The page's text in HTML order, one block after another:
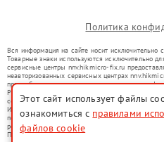
Политика
Вся информация на сайте носит исключительно
Товарные знаки используются исключительно
сервисные центры nnv.hikmicro-fix.ru
неавторизованных сервисных центрах
правообладателями товарных знаков или их
Ремонт осуществляется для устройств, уже
со статьей 1487 ГК РФ.
Использование товарных знаков не преследует
потребителей в заблуждение, а служит для
ремонту техники указанных брендов.
Представленная на сайте информация не
Этот сайт использует файлы
ознакомиться с правилами
файлов cookie